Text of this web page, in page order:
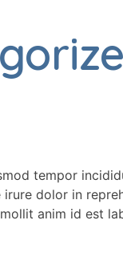
tempor
dolor in
anim id est